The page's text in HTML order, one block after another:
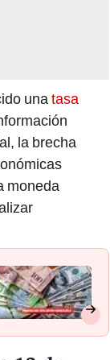
unatasa
la brecha
moneda